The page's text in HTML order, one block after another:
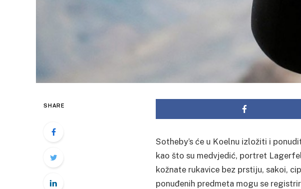
SHARE
Sotheby’s će u Koelnu izložiti i
kao što su medvjedić, portret
kožnate rukavice bez prstiju, sakoi,
ponuđenih predmeta mogu se